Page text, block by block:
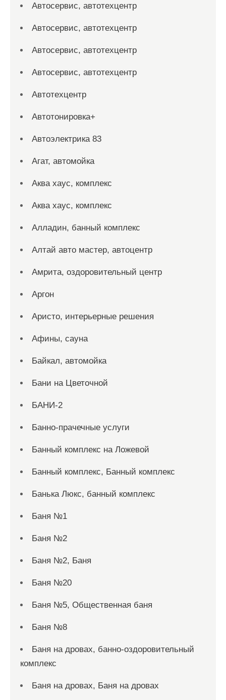
Автосервис, автотехцентр
Автосервис, автотехцентр
Автосервис, автотехцентр
Автосервис, автотехцентр
Автотехцентр
Автотонировка+
Автоэлектрика 83
Агат, автомойка
Аква хаус, комплекс
Аква хаус, комплекс
Алладин, банный комплекс
Алтай авто мастер, автоцентр
Амрита, оздоровительный центр
Аргон
Аристо, интерьерные решения
Афины, сауна
Байкал, автомойка
Бани на Цветочной
БАНИ-2
Банно-прачечные услуги
Банный комплекс на Ложевой
Банный комплекс, Банный комплекс
Банька Люкс, банный комплекс
Баня №1
Баня №2
Баня №2, Баня
Баня №20
Баня №5, Общественная баня
Баня №8
Баня на дровах, банно-оздоровительный
комплекс
Баня на дровах, Баня на дровах